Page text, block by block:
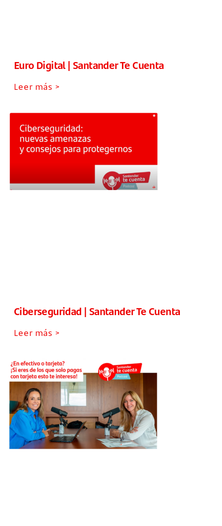
Euro Digital | Santander Te Cuenta
Leer más >
Ciberseguridad | Santander Te Cuenta
Leer más >